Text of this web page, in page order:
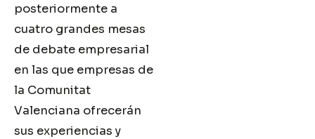
posteriormente a
cuatro grandes mesas
de debate empresarial
en las que empresas de
la Comunitat
Valenciana ofrecerán
sus experiencias y